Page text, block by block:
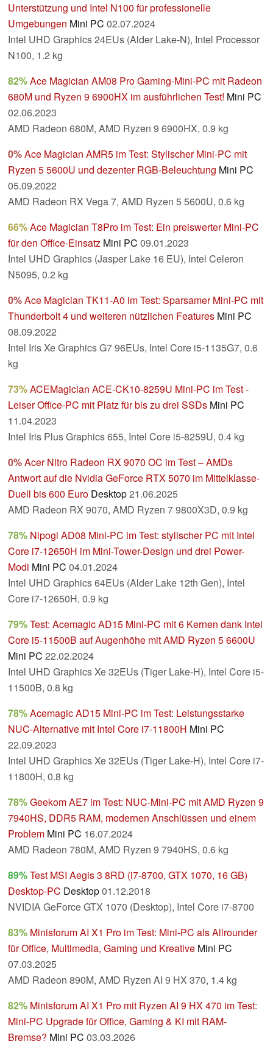
Unterstützung und Intel N100 für professionelle
Umgebungen Mini PC 02.07.2024
Intel UHD Graphics 24EUs (Alder Lake-N), Intel Processor
N100, 1.2 kg
82%Ace Magician AM08 Pro Gaming-Mini-PC mit Radeon
680M und Ryzen 9 6900HX im ausführlichen Test! Mini PC
02.06.2023
AMD Radeon 680M, AMD Ryzen 9 6900HX, 0.9 kg
0%Ace Magician AMR5 im Test: Stylischer Mini-PC mit
Ryzen 5 5600U und dezenter RGB-Beleuchtung Mini PC
05.09.2022
AMD Radeon RX Vega 7, AMD Ryzen 5 5600U, 0.6 kg
66%Ace Magician T8Pro im Test: Ein preiswerter Mini-PC
für den Office-Einsatz Mini PC 09.01.2023
Intel UHD Graphics (Jasper Lake 16 EU), Intel Celeron
N5095, 0.2 kg
0%Ace Magician TK11-A0 im Test: Sparsamer Mini-PC mit
Thunderbolt 4 und weiteren nützlichen Features Mini PC
08.09.2022
Intel Iris Xe Graphics G7 96EUs, Intel Core i5-1135G7, 0.6
kg
73%ACEMagician ACE-CK10-8259U Mini-PC im Test -
Leiser Office-PC mit Platz für bis zu drei SSDs Mini PC
11.04.2023
Intel Iris Plus Graphics 655, Intel Core i5-8259U, 0.4 kg
0%Acer Nitro Radeon RX 9070 OC im Test – AMDs
Antwort auf die Nvidia GeForce RTX 5070 im Mittelklasse-
Duell bis 600 Euro Desktop21.06.2025
AMD Radeon RX 9070, AMD Ryzen 7 9800X3D, 0.9 kg
78% Nipogi AD08 Mini-PC im Test: stylischer PC mit Intel
Core i7-12650H im Mini-Tower-Design und drei Power-
Modi Mini PC 04.01.2024
Intel UHD Graphics 64EUs (Alder Lake 12th Gen), Intel
Core i7-12650H, 0.9 kg
79%Test: Acemagic AD15 Mini-PC mit 6 Kernen dank Intel
Core i5-11500B auf Augenhöhe mit AMD Ryzen 5 6600U
Mini PC 22.02.2024
Intel UHD Graphics Xe 32EUs (Tiger Lake-H), Intel Core i5-
11500B, 0.8 kg
78%Acemagic AD15 Mini-PC im Test: Leistungsstarke
NUC-Alternative mit Intel Core i7-11800H Mini PC
22.09.2023
Intel UHD Graphics Xe 32EUs (Tiger Lake-H), Intel Core i7-
11800H, 0.8 kg
78%Geekom AE7 im Test: NUC-Mini-PC mit AMD Ryzen 9
7940HS, DDR5 RAM, modernen Anschlüssen und einem
Problem Mini PC 16.07.2024
AMD Radeon 780M, AMD Ryzen 9 7940HS, 0.6 kg
89%Test MSI Aegis 3 8RD (i7-8700, GTX 1070, 16 GB)
Desktop-PC Desktop01.12.2018
NVIDIA GeForce GTX 1070 (Desktop), Intel Core i7-8700
83% Minisforum AI X1 Pro im Test: Mini-PC als Allrounder
für Office, Multimedia, Gaming und Kreative Mini PC
07.03.2025
AMD Radeon 890M, AMD Ryzen AI 9 HX 370, 1.4 kg
82% Minisforum AI X1 Pro mit Ryzen AI 9 HX 470 im Test:
Mini-PC Upgrade für Office, Gaming & KI mit RAM-
Bremse? Mini PC 03.03.2026